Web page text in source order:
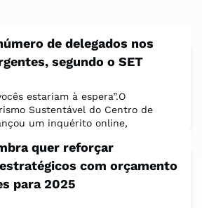
de delegados nos
segundo o SET
estariam à espera”.O
Sustentável do Centro de
um inquérito online,
quer reforçar
com orçamento
para 2025